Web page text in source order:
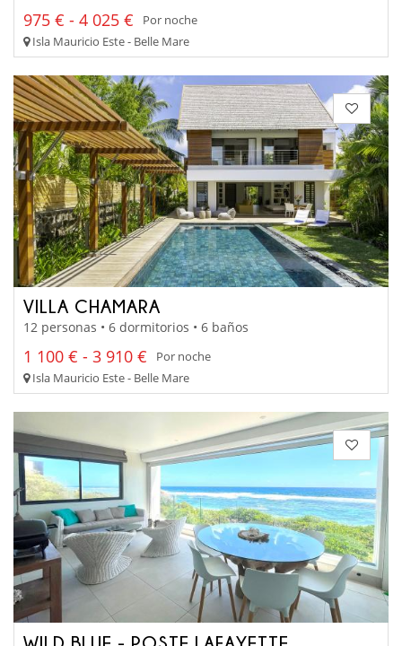
975 € - 4 025 €
Por noche
Isla Mauricio Este - Belle Mare
VILLA CHAMARA
12 personas • 6 dormitorios • 6 baños
1 100 € - 3 910 €
Por noche
Isla Mauricio Este - Belle Mare